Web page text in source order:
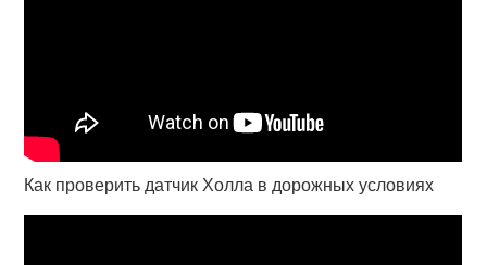
Как проверить датчик Холла в дорожных условиях